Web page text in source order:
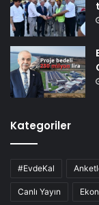
Kategoriler
#EvdeKal
Canlı Yayın